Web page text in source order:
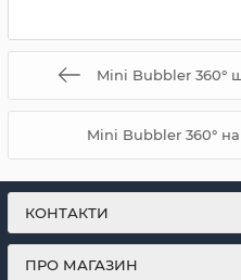
Mini Bubbler 360°
Mini Bubbler 360° на
КОНТАКТИ
ПРО МАГАЗИН